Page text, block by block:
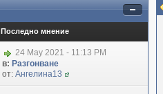
Последно мнение
24 May 2021 - 11:13 PM
в: Разгонване
от: Ангелина13